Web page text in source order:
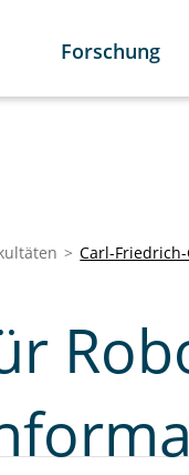
Forschung
Carl-